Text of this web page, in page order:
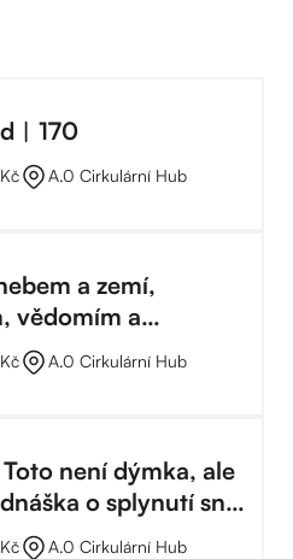
A.0 Cirkulární Hub
a zemí,
vědomím a
A.0 Cirkulární Hub
není dýmka, ale
o splynutí snu
surrealistů
A.0 Cirkulární Hub